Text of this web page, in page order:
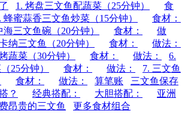
1. 烤盘三文鱼配蔬菜（25分钟）
食
蜂蜜蒜香三文鱼炒菜（15分钟）
食材：
海三文鱼碗（20分钟） 食材：
做
纳三文鱼（20分钟） 食材：
做法：
蔬菜（30分钟）
食材： 做法：
6.
25分钟）
食材： 做法：
7. 三文鱼
食材： 做法： 算笔账
三文鱼保存
？ 经典搭配： 大胆搭配：
亚洲
昂贵的三文鱼 更多食材组合